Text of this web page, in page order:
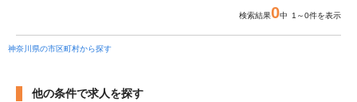
検索結果0中 1～0件を表示
神奈川県の市区町村から探す
他の条件で求人を探す